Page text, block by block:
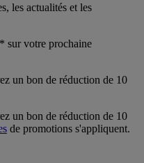
les actualités et les
sur votre prochaine
un bon de réduction de 10
un bon de réduction de 10
de promotions s'appliquent.